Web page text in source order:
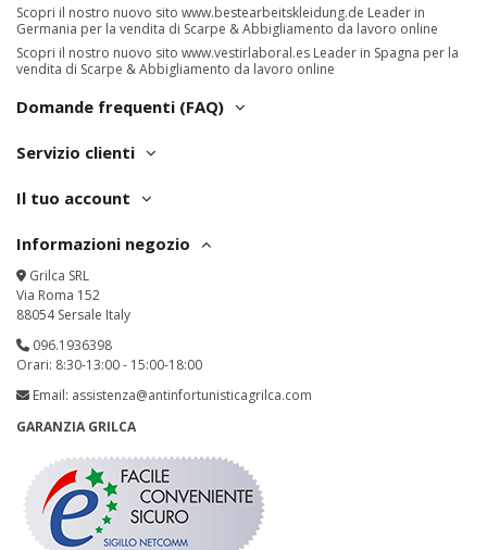
Scopri il nostro nuovo sito www.bestearbeitskleidung.de Leader in
Germania per la vendita di Scarpe & Abbigliamento da lavoro online
Scopri il nostro nuovo sito www.vestirlaboral.es Leader in Spagna per la
vendita di Scarpe & Abbigliamento da lavoro online
Domande frequenti (FAQ)
Servizio clienti
Il tuo account
Informazioni negozio
Grilca SRL
Via Roma 152
88054 Sersale Italy
096.1936398
Orari: 8:30-13:00 - 15:00-18:00
Email: assistenza@antinfortunisticagrilca.com
GARANZIA GRILCA